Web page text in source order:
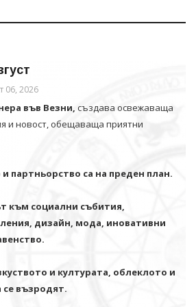
06, 2026
във Везни, създава освежаваща
и новост, обещаваща приятни
партньорство са на преден план.
към социални събития,
дизайн, мода, иновативни
и културата, облеклото и
възродят.